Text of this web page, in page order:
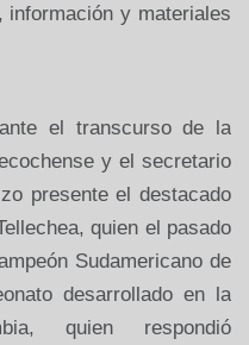
información y materiales
el transcurso de la
y el secretario
presente el destacado
quien el pasado
Sudamericano de
desarrollado en la
quien respondió